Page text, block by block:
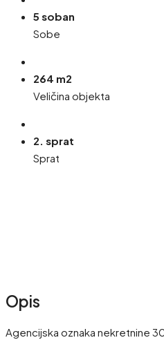
5 soban
Sobe
264 m2
Veličina objekta
2. sprat
Sprat
Opis
Agencijska oznaka nekretnine